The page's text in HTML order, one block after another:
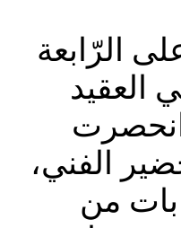
على الرّابعة
العقيد
الفني،
من